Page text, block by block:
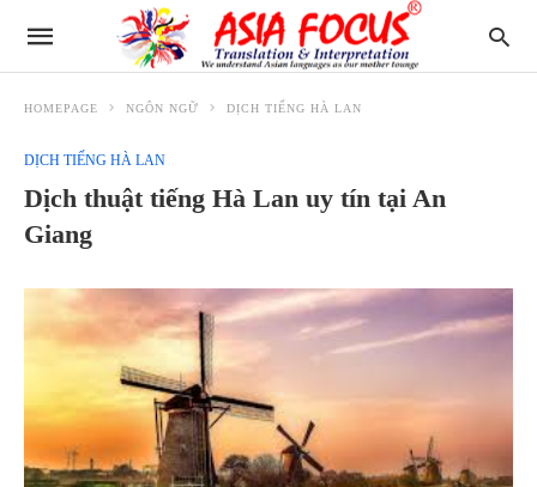
HOMEPAGE NGÔN NGỮ DỊCH TIẾNG HÀ LAN
DỊCH TIẾNG HÀ LAN
Dịch thuật tiếng Hà Lan uy tín tại An
Giang